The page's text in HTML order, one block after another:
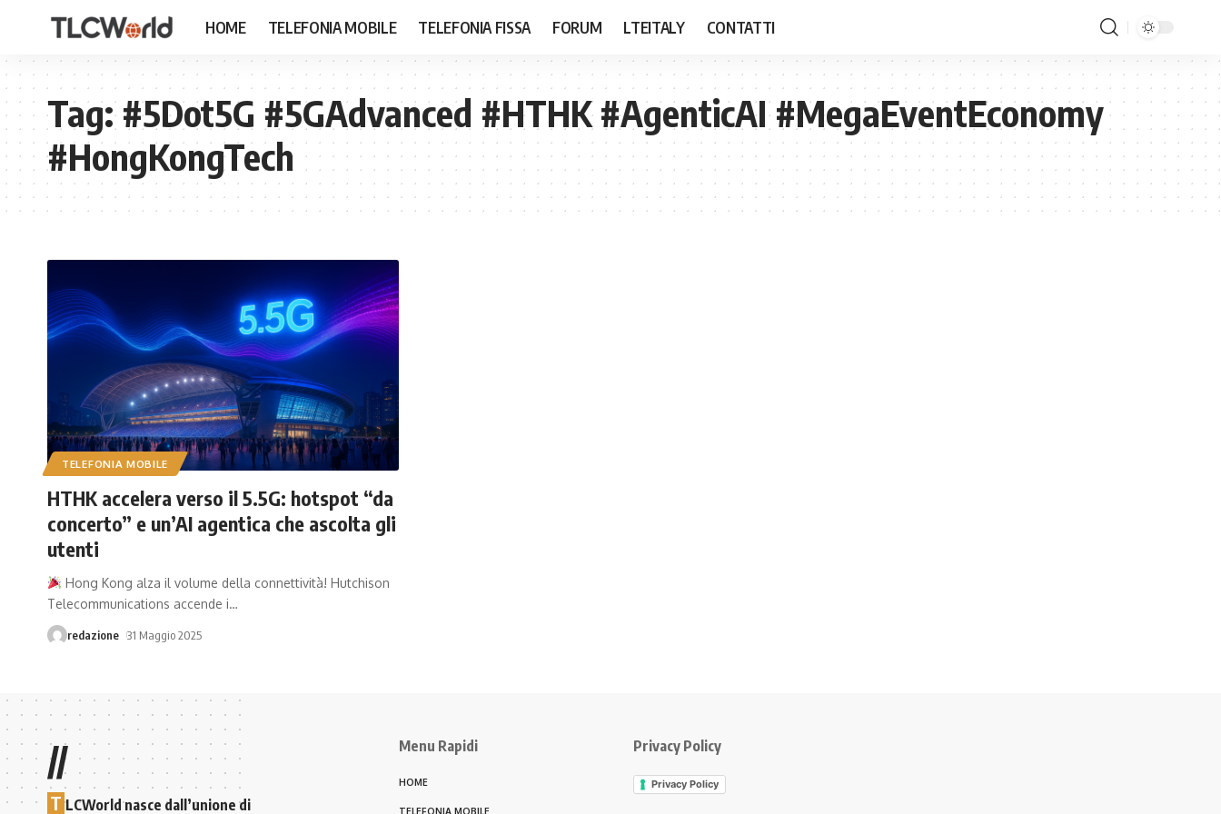
HOME TELEFONIA MOBILE TELEFONIA FISSA FORUM LTEITALY CONTATTI
Tag:#5Dot5G #5GAdvanced #HTHK #AgenticAI #MegaEventEconomy
#HongKongTech
TELEFONIA MOBILE
HTHK accelera verso il 5.5G: hotspot “da
concerto” e un’AI agentica che ascolta gli
utenti
Hong Kong alza il volume della connettività! Hutchison
Telecommunications accende i…
redazione 31 Maggio 2025
//
T LCWorld nasce dall’unione di
Menu Rapidi
HOME
TELEFONIA MOBILE
Privacy Policy
Privacy Policy